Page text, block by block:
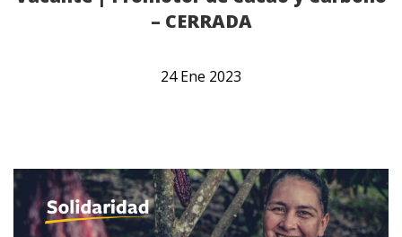
– CERRADA
24Ene 2023